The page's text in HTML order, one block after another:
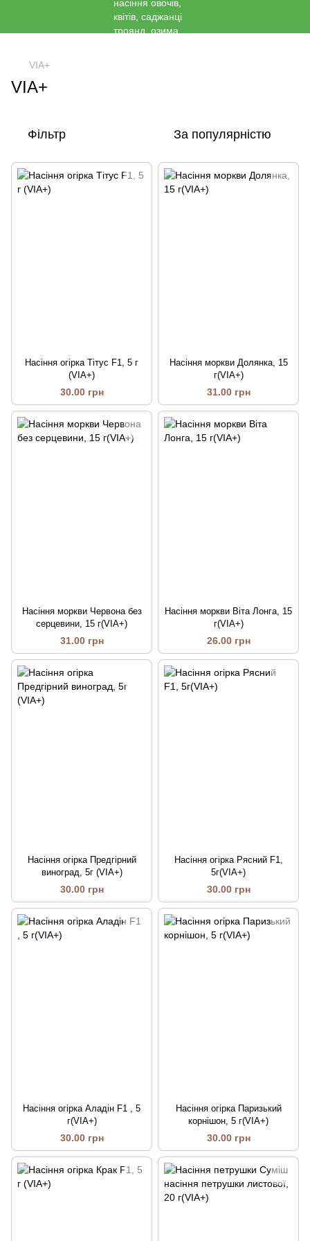
VIA+
VIA+
Фільтр За популярністю
Насіння огірка Тітус F1, 5 г
(VIA+)
30.00 грн
Насіння моркви Долянка, 15
г(VIA+)
31.00 грн
Насіння моркви Червона без
серцевини, 15 г(VIA+)
31.00 грн
Насіння моркви Віта Лонга, 15
г(VIA+)
26.00 грн
Насіння огірка Предгірний
виноград, 5г (VIA+)
30.00 грн
Насіння огірка Рясний F1,
5г(VIA+)
30.00 грн
Насіння огірка Аладін F1 , 5
г(VIA+)
30.00 грн
Насіння огірка Паризький
корнішон, 5 г(VIA+)
30.00 грн